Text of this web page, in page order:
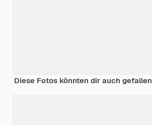
Diese Fotos könnten dir auch gefallen